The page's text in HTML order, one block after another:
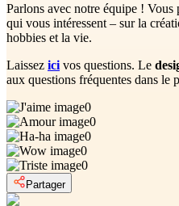
Parlons avec notre équipe ! Vous
qui vous intéressent – sur la
hobbies et la vie.
Laissez ici vos questions. Le
aux questions fréquentes dans le
0
0
0
0
0
Partager